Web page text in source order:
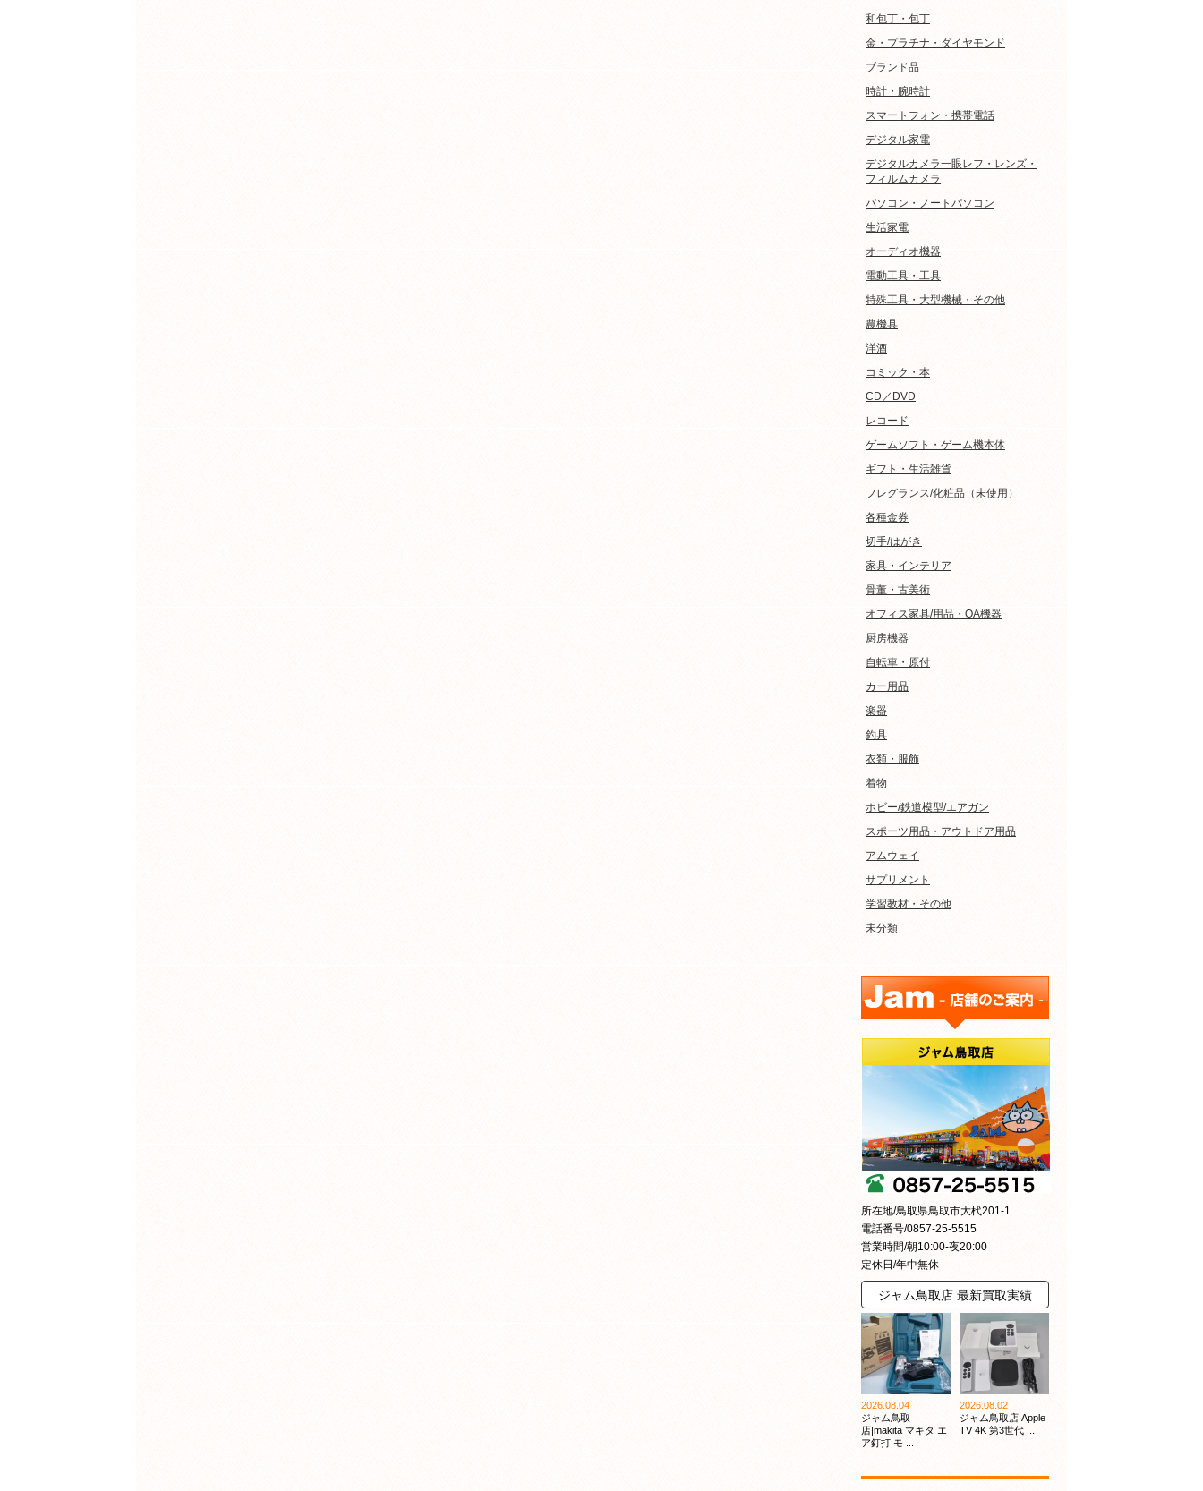
和包丁・包丁
金・プラチナ・ダイヤモンド
ブランド品
時計・腕時計
スマートフォン・携帯電話
デジタル家電
デジタルカメラ一眼レフ・レンズ・
フィルムカメラ
パソコン・ノートパソコン
生活家電
オーディオ機器
電動工具・工具
特殊工具・大型機械・その他
農機具
洋酒
コミック・本
CD／DVD
レコード
ゲームソフト・ゲーム機本体
ギフト・生活雑貨
フレグランス/化粧品（未使用）
各種金券
切手/はがき
家具・インテリア
骨董・古美術
オフィス家具/用品・OA機器
厨房機器
自転車・原付
カー用品
楽器
釣具
衣類・服飾
着物
ホビー/鉄道模型/エアガン
スポーツ用品・アウトドア用品
アムウェイ
サプリメント
学習教材・その他
未分類
所在地/鳥取県鳥取市大杙201-1
電話番号/0857-25-5515
営業時間/朝10:00-夜20:00
定休日/年中無休
ジャム鳥取店 最新買取実績
2026.08.04
ジャム鳥取
店|makita マキタ エ
ア釘打 モ ...
2026.08.02
ジャム鳥取店|Apple
TV 4K 第3世代 ...